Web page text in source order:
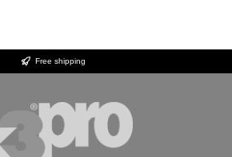
Free shipping